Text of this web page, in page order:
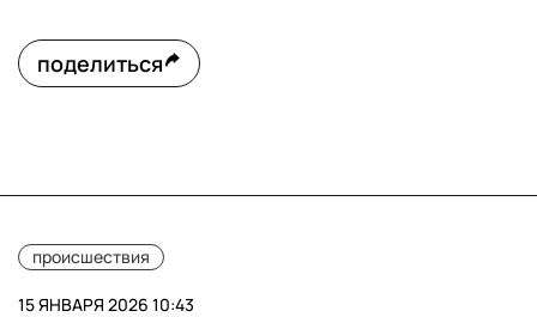
поделиться
происшествия
15 ЯНВАРЯ 2026 10:43